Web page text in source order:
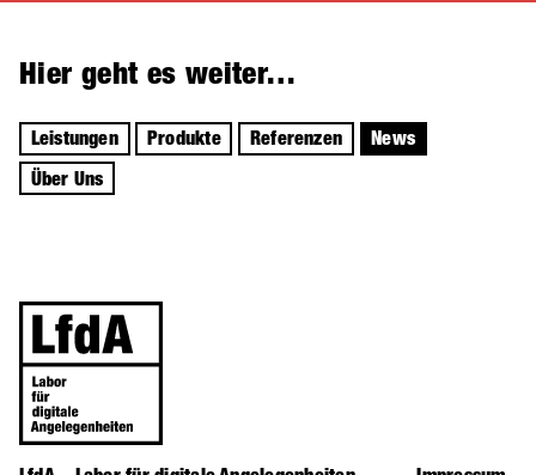
Hier geht es weiter…
Leistungen Produkte Referenzen
News
Über Uns